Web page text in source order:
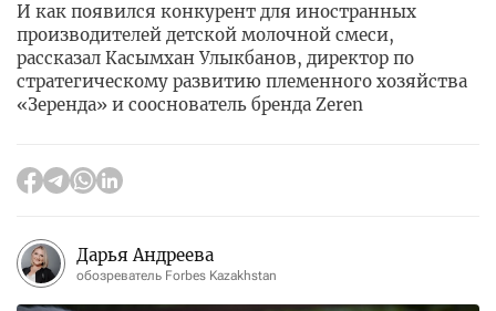
И как появился конкурент для иностранных
производителей детской молочной смеси,
рассказал Касымхан Улыкбанов, директор по
стратегическому развитию племенного хозяйства
«Зеренда» и сооснователь бренда Zeren
Дарья Андреева
обозреватель Forbes Kazakhstan